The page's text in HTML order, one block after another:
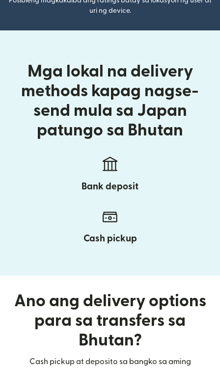
uri ng device.
Mga lokal na delivery
methods kapag nagse-
send mula sa Japan
patungo sa Bhutan
Bank deposit
Cash pickup
Ano ang delivery options
para sa transfers sa
Bhutan?
Cash pickup at deposito sa bangko sa aming